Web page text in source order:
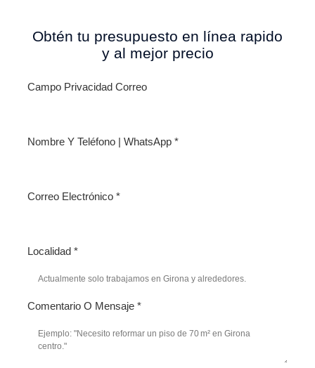
Obtén tu presupuesto en línea rapido
y al mejor precio
Campo Privacidad Correo
Nombre Y Teléfono | WhatsApp *
Correo Electrónico *
Localidad *
Comentario O Mensaje *